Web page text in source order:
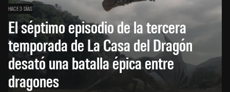
HACE 3 DÍAS
El séptimo episodio de la tercera
temporada de La Casa del Dragón
desató una batalla épica entre
dragones